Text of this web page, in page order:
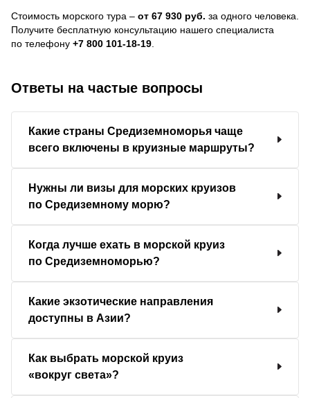
Стоимость морского тура – от 67 930 руб. за одного человека.
Получите бесплатную консультацию нашего специалиста
по телефону +7 800 101-18-19
Ответы на частые вопросы
Какие страны Средиземноморья чаще
всего включены в круизные маршруты?
Нужны ли визы для морских круизов
по Средиземному морю?
Когда лучше ехать в морской круиз
по Средиземноморью?
Какие экзотические направления
доступны в Азии?
Как выбрать морской круиз
«вокруг света»?